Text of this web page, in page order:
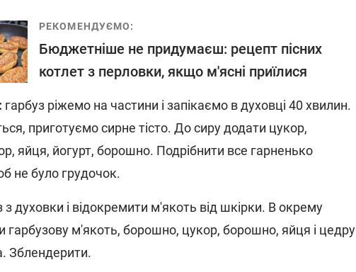
РЕКОМЕНДУЄМО:
Бюджетніше не придумаєш: рецепт пісних
котлет з перловки, якщо м'ясні приїлися
гарбуз ріжемо на частини і запікаємо в духовці 40 хвилин.
приготуємо сирне тісто. До сиру додати цукор,
яйця, йогурт, борошно. Подрібнити все гарненько
не було грудочок.
з духовки і відокремити м'якоть від шкірки. В окрему
гарбузову м'якоть, борошно, цукор, борошно, яйця і цедру
Зблендерити.